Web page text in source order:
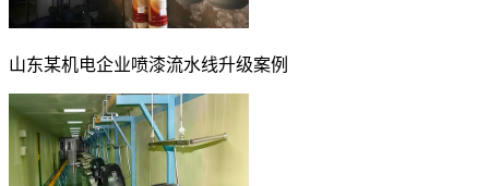
山东某机电企业喷漆流水线升级案例